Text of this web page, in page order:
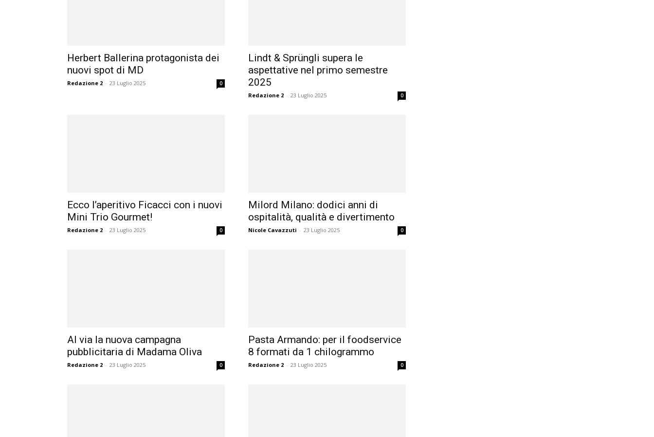
Herbert Ballerina protagonista dei
nuovi spot di MD
Redazione 2 - 23 Luglio 2025 0
Lindt & Sprüngli supera le
aspettative nel primo semestre
2025
Redazione 2 - 23 Luglio 2025 0
Ecco l’aperitivo Ficacci con i nuovi
Mini Trio Gourmet!
Redazione 2 - 23 Luglio 2025 0
Milord Milano: dodici anni di
ospitalità, qualità e divertimento
Nicole Cavazzuti - 23 Luglio 2025 0
Al via la nuova campagna
pubblicitaria di Madama Oliva
Redazione 2 - 23 Luglio 2025 0
Pasta Armando: per il foodservice
8 formati da 1 chilogrammo
Redazione 2 - 23 Luglio 2025 0